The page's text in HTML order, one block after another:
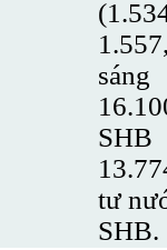
tư
SHB.